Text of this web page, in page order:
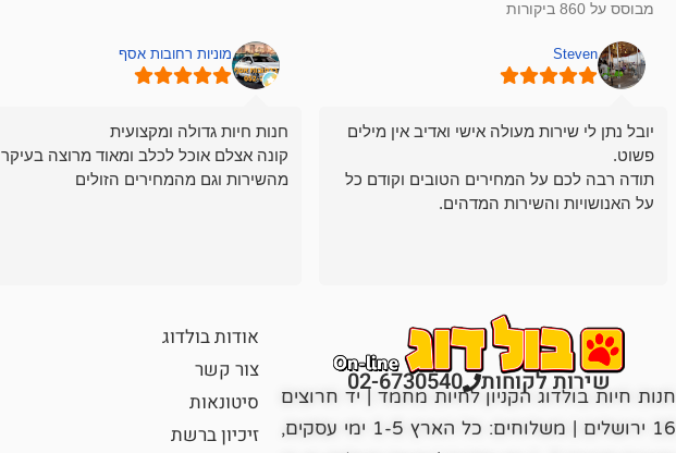
מבוסס על 860 ביקורות
Steven
יובל נתן לי שירות מעולה אישי ואדיב אין מילים
פשוט.
תודה רבה לכם על המחירים הטובים וקודם כל
על האנושויות והשירות המדהים.
מוניות רחובות אסף
חנות חיות גדולה ומקצועית
קונה אצלם אוכל לכלב ומאוד מרוצה בעיקר
מהשירות וגם מהמחירים הזולים
שירות לקוחות 02-6730540
חנות חיות בולדוג הקניון לחיות מחמד | יד חרוצים
16 ירושלים | משלוחים: כל הארץ 1-5 ימי עסקים,
אודות בולדוג
צור קשר
סיטונאות
זיכיון ברשת